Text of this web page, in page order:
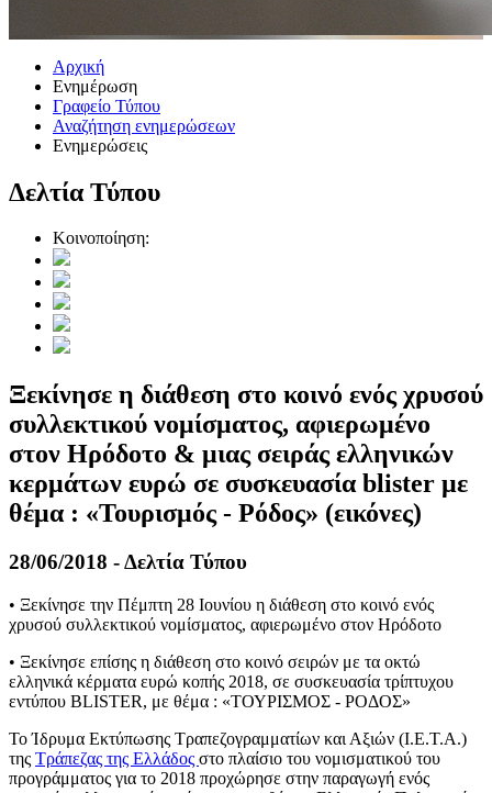
Αρχική
Ενημέρωση
Γραφείο Τύπου
Αναζήτηση ενημερώσεων
Ενημερώσεις
Δελτία Τύπου
Κοινοποίηση:
Ξεκίνησε η διάθεση στο κοινό ενός χρυσού
συλλεκτικού νομίσματος, αφιερωμένο
στον Ηρόδοτο & μιας σειράς ελληνικών
κερμάτων ευρώ σε συσκευασία blister με
θέμα : «Τουρισμός - Ρόδος» (εικόνες)
28/06/2018 - Δελτία Τύπου
• Ξεκίνησε την Πέμπτη 28 Ιουνίου η διάθεση στο κοινό ενός
χρυσού συλλεκτικού νομίσματος, αφιερωμένο στον Ηρόδοτο
• Ξεκίνησε επίσης η διάθεση στο κοινό σειρών με τα οκτώ
ελληνικά κέρματα ευρώ κοπής 2018, σε συσκευασία τρίπτυχου
εντύπου BLISTER, με θέμα : «ΤΟΥΡΙΣΜΟΣ - ΡΟΔΟΣ»
Το Ίδρυμα Εκτύπωσης Τραπεζογραμματίων και Αξιών (Ι.Ε.Τ.Α.)
της Τράπεζας της Ελλάδος στο πλαίσιο του νομισματικού του
προγράμματος για το 2018 προχώρησε στην παραγωγή ενός